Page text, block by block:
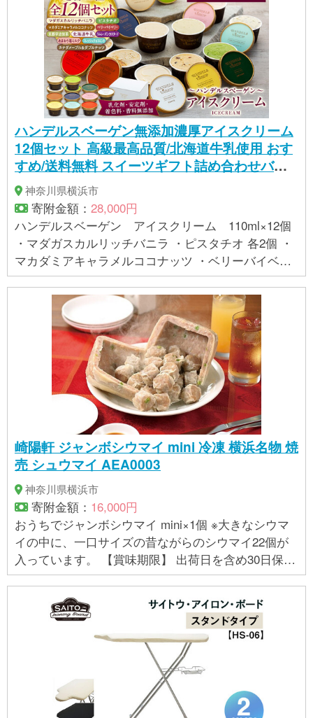
ハンデルスベーゲン無添加濃厚アイスクリーム
12個セット 高級最高品質/北海道牛乳使用 おす
すめ/送料無料 スイーツギフト詰め合わせバニ
ラ/抹茶/ベリー/ヨーグルト/ピスタチオ/ラムレー
ズン/ナッツ/チョコミント/あまおう｜神奈川県
横浜市 AHR0008
神奈川県横浜市
寄附金額： 28,000円
ハンデルスベーゲン アイスクリーム 110ml×12個
・マダガスカルリッチバニラ ・ピスタチオ 各2個 ・
マカダミアキャラメルココナッツ ・ベリーバイベリ
ー ・京都宇治抹茶 ・北海道牛乳 ・ラムレーズンカス
タード ・カナダメープル＆ダブルナッツ ・フレッシ
ュチョコミント ・あまおう苺ミルク 各1個 計12個 ■
商品サイズ ・内容量：110ml ・カップ外寸：直径 φ
77mm × 高さ 45mm ■発送箱サイズ ・縦 200mm × 横
275mm × 高さ 135mm ・12個入り 製造者：フレック
ス株式会社 神奈川県横浜市青葉区しらとり台2-10
フジカビル2F 【アレルギー】 卵、乳、くるみ、り
んご、ゼラチン、マカダミアナッツ 小麦、くるみ、
カシューナッツ、大豆、バナナ、リンゴ、オレン
ジ、キウイフルーツ、アーモンド、大豆を原材料に
した製品と同じ工程で作られています。 ※ 表示内容
に関しては各事業者の指定に基づき掲載しており、
一切の内容を保証するものではございません。 ※ご不
明の点がございましたら事業者まで直接お問い合わ
せ下さい。
崎陽軒 ジャンボシウマイ mini 冷凍 横浜名物 焼
売 シュウマイ AEA0003
神奈川県横浜市
寄附金額： 16,000円
おうちでジャンボシウマイ mini×1個 ※大きなシウマ
イの中に、一口サイズの昔ながらのシウマイ22個が
入っています。 【賞味期限】 出荷日を含め30日保証
【アレルギー】 小麦、乳、大豆、豚肉 ■本製品の製
造ラインでは特定原材料のうち、えび、かにを含む
製品を生産しています。 ※ 表示内容に関しては各事
業者の指定に基づき掲載しており、一切の内容を保
証するものではございません。 ※ご不明の点がござい
ましたら事業者まで直接お問い合わせ下さい。